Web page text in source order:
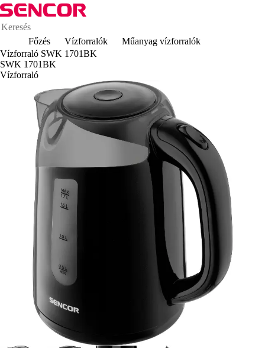
Főzés Vízforralók
Műanyag vízforralók
Vízforraló SWK 1701BK
SWK 1701BK
Vízforraló